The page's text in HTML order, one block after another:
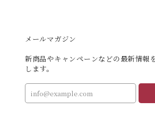
メールマガジン
新商品やキャンペーンなどの最新情報
します。